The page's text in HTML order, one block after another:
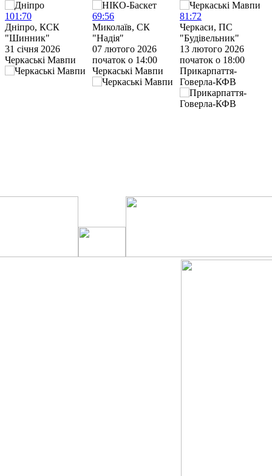
101 :70
Дніпро, КСК
"Шинник"
31 січня 2026
Черкаські Мавпи
69:56
Миколаїв, СК
"Надія"
07 лютого 2026
початок о 14:00
Черкаські Мавпи
81 :72
Черкаси, ПС
"Будівельник"
13 лютого 2026
початок о 18:00
Прикарпаття-
Говерла-КФВ